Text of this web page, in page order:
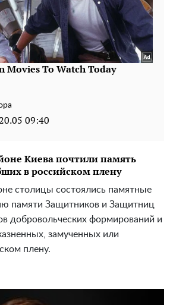
09:40
Киева почтили память
в российском плену
столицы состоялись памятные
памяти Защитников и Защитниц
добровольческих формирований и
замученных или
плену.